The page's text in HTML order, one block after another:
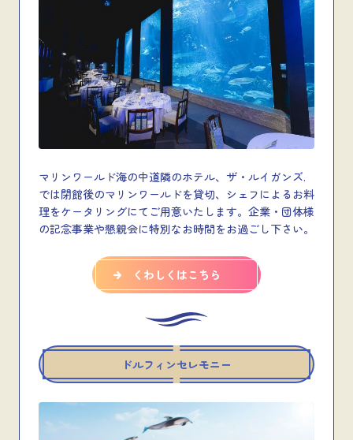
マリンワールド海の中道隣のホテル、ザ・ルイガンズ.
では閉館後のマリンワールドを貸切、シェフによるお料
理をケータリングにてご用意いたします。企業・団体様
の記念事業や懇親会に特別なお時間をお過ごし下さい。
くわしくはこちら
ドルフィンセレモニー